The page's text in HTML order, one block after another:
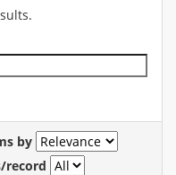
by
record